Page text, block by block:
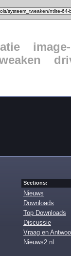
Sections:
Nieuws
Downloads
Top Downloads
Discussie
Vraag en
Nieuws2.nl